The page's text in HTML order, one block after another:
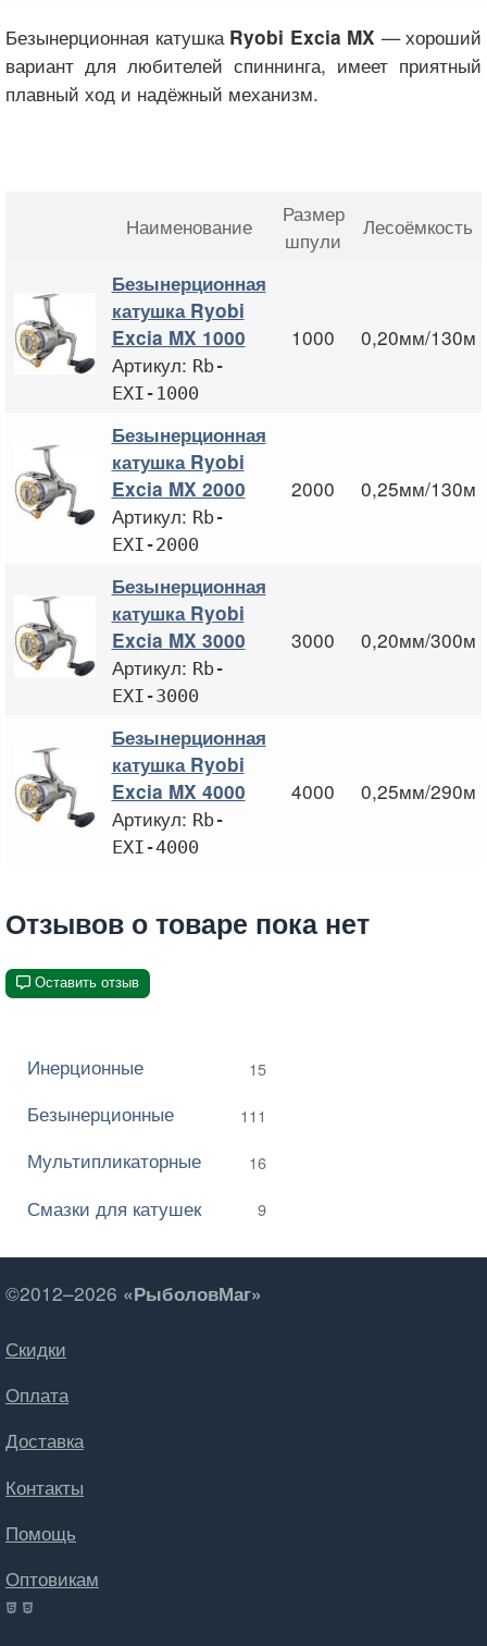
Безынерционная катушка Ryobi Excia MX — хороший
вариант для любителей спиннинга, имеет приятный
плавный ход и надёжный механизм.
Наименование
Размер
шпули
Лесоёмкость
Безынерционная
катушка Ryobi
Excia MX 1000
Артикул: Rb-
EXI-1000
1000 0,20мм/130м
Безынерционная
катушка Ryobi
Excia MX 2000
Артикул: Rb-
EXI-2000
2000 0,25мм/130м
Безынерционная
катушка Ryobi
Excia MX 3000
Артикул: Rb-
EXI-3000
3000 0,20мм/300м
Безынерционная
катушка Ryobi
Excia MX 4000
Артикул: Rb-
EXI-4000
4000 0,25мм/290м
Отзывов о товаре пока нет
Оставить отзыв
Инерционные 15
Безынерционные 111
Мультипликаторные 16
Смазки для катушек 9
©2012–2026 «РыболовМаг»
Скидки
Оплата
Доставка
Контакты
Помощь
Оптовикам